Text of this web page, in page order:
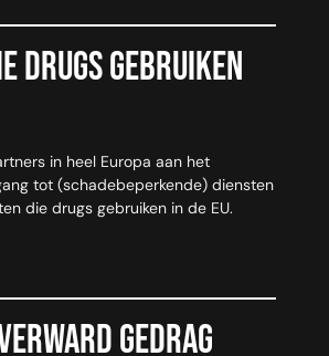
drugs gebruiken
in heel Europa aan het
tot (schadebeperkende) diensten
die drugs gebruiken in de EU.
gedrag